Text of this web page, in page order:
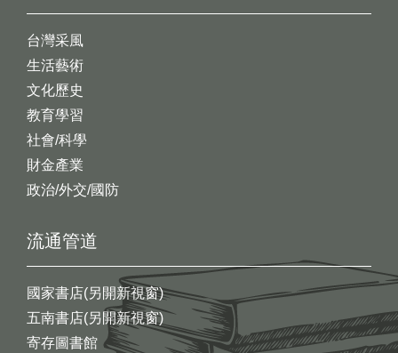
台灣采風
生活藝術
文化歷史
教育學習
社會/科學
財金產業
政治/外交/國防
流通管道
國家書店(另開新視窗)
五南書店(另開新視窗)
寄存圖書館